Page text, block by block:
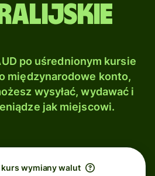
po uśrednionym kursie
międzynarodowe konto,
wysyłać, wydawać i
jak miejscowi.
wymiany walut